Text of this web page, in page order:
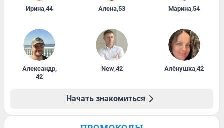
Ирина,44 Алена,53 Марина,54
Александр,
42
New,42 Алёнушка,42
Начать знакомиться